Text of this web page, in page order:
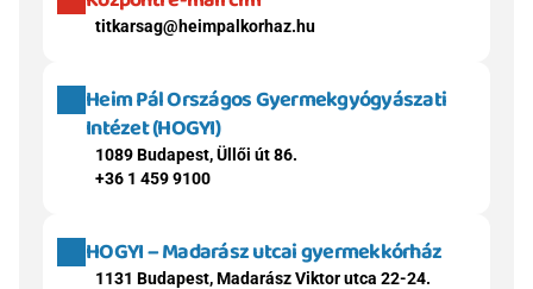
titkarsag@heimpalkorhaz.hu
Heim Pál Országos Gyermekgyógyászati
Intézet (HOGYI)
1089 Budapest, Üllői út 86.
+36 1 459 9100
HOGYI – Madarász utcai gyermekkórház
1131 Budapest, Madarász Viktor utca 22-24.